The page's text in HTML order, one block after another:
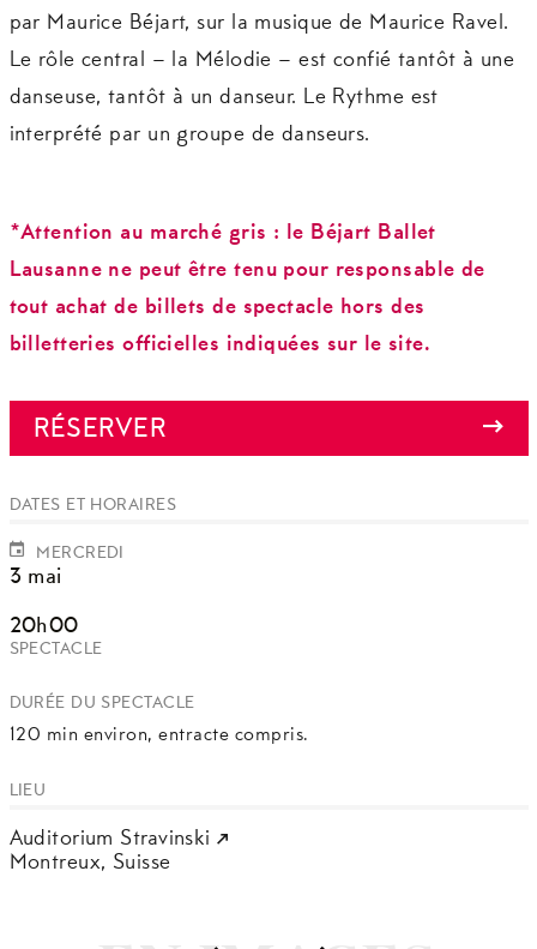
par Maurice Béjart, sur la musique de Maurice Ravel.
Le rôle central – la Mélodie – est confié tantôt à une
danseuse, tantôt à un danseur. Le Rythme est
interprété par un groupe de danseurs.
*Attention au marché gris : le Béjart Ballet
Lausanne ne peut être tenu pour responsable de
tout achat de billets de spectacle hors des
billetteries officielles indiquées sur le site.
RÉSERVER
DATES ET HORAIRES
MERCREDI
3 mai
20h00
SPECTACLE
DURÉE DU SPECTACLE
120 min environ, entracte compris.
LIEU
Auditorium Stravinski
Montreux, Suisse